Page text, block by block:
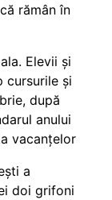
rămân în
Elevii și
cursurile și
după
anului
vacanțelor
a
doi grifoni